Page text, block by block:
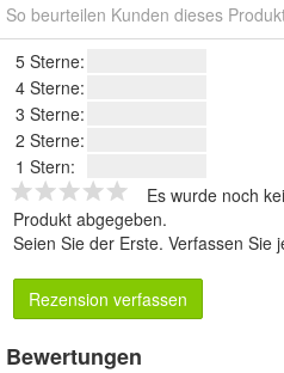
So beurteilen Kunden dieses
5 Sterne:
4 Sterne:
3 Sterne:
2 Sterne:
1 Stern:
Es wurde noch
Produkt abgegeben.
Seien Sie der Erste. Verfassen Sie
Rezension verfassen
Bewertungen